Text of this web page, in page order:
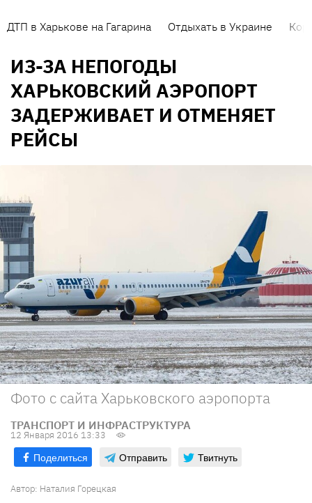
ДТП в Харькове на Гагарина Отдыхать в Украине
ИЗ-ЗА НЕПОГОДЫ
ХАРЬКОВСКИЙ АЭРОПОРТ
ЗАДЕРЖИВАЕТ И ОТМЕНЯЕТ
РЕЙСЫ
Фото с сайта Харьковского аэропорта
ТРАНСПОРТ И ИНФРАСТРУКТУРА
12 Января 2016 13:33
Поделиться Отправить Твитнуть
Автор: Наталия Горецкая